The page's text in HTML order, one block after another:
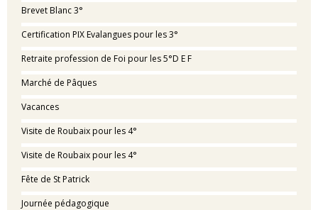
Brevet Blanc 3°
Certification PIX Evalangues pour les 3°
Retraite profession de Foi pour les 5°D E F
Marché de Pâques
Vacances
Visite de Roubaix pour les 4°
Visite de Roubaix pour les 4°
Fête de St Patrick
Journée pédagogique